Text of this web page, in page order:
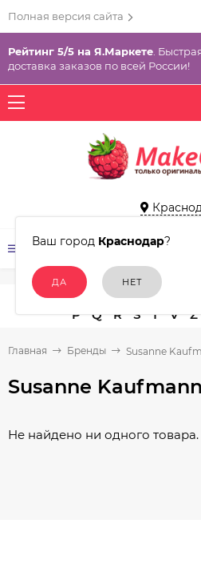
Полная версия сайта
Рейтинг 5/5 на Я.Маркете .
доставка заказов по всей России!
Ваш город Краснодар?
КАТАЛОГ ТОВАРОВ
A C D E
P
Q R S T V Z
Главная Бренды Susanne
Susanne Kaufmann
Не найдено ни одного товара.